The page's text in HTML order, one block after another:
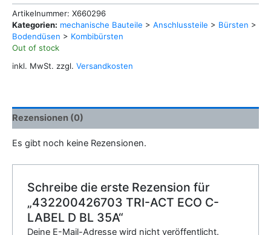
Artikelnummer: X660296
Kategorien: mechanische Bauteile > Anschlussteile > Bürsten >
Bodendüsen > Kombibürsten
Out of stock
inkl. MwSt. zzgl. Versandkosten
Rezensionen (0)
Es gibt noch keine Rezensionen.
Schreibe die erste Rezension für
„432200426703 TRI-ACT ECO C-
LABEL D BL 35A“
Deine E-Mail-Adresse wird nicht veröffentlicht.